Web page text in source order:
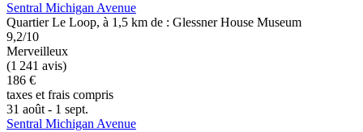
Sentral Michigan Avenue
Quartier Le Loop, à 1,5 km de : Glessner House Museum
9,2/10
Merveilleux
(1 241 avis)
186 €
taxes et frais compris
31 août - 1 sept.
Sentral Michigan Avenue